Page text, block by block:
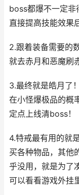
boss都爆不一定非
直接提高技能效果
2.跟着装备需要的
就去赤月和恶魔刷
3.最终就是皓月了
在小怪爆极品的概
定点上线清boss！
4.特戒最有用的就
买各种物品，其他
乎没用，就是为了
可以看看游戏外挂